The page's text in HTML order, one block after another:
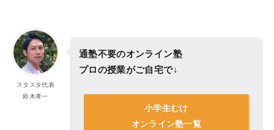
スタスタ代表
鈴木孝一
通塾不要のオンライン塾
プロの授業がご自宅で↓
小学生むけ
オンライン塾一覧